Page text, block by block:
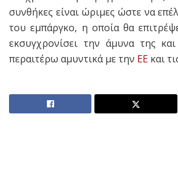
συνθήκες είναι ώριμες ώστε να
του εμπάργκο, η οποία θα
εκσυγχρονίσει την άμυνα της
περαιτέρω αμυντικά με την ΕΕ και